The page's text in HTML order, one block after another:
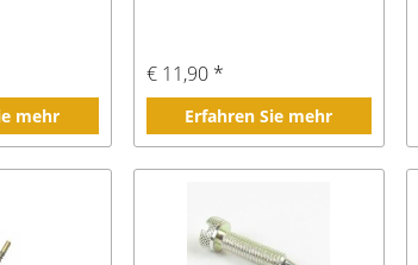
mehr
€ 11,90 *
Erfahren Sie mehr